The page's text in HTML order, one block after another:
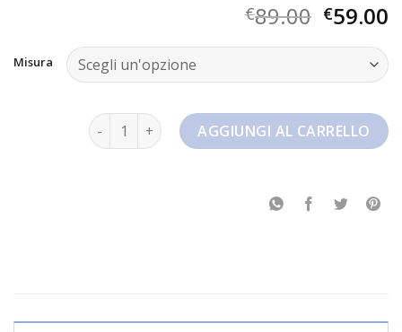
€89.00 €59.00
Misura
nike jordan 1 mid quantitàAGGIUNGI AL CARRELLO